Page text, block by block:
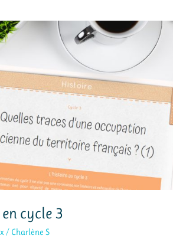
cycle 3
/ Charlène S